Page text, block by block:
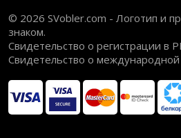
© 2026 SVobler.com - Логотип и
знаком.
Свидетельство о регистрации в
Свидетельство о